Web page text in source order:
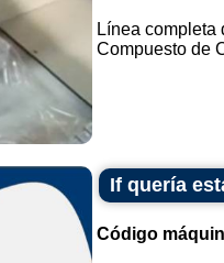
Línea completa
Compuesto de
If quería
Código